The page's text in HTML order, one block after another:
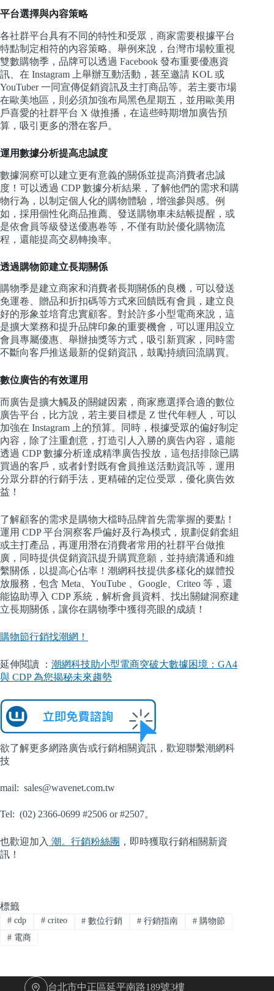
平台選擇與內容策略
各社群平台具有不同的特性和受眾，商家需要根據平台
特點制定相符的內容策略。舉例來說，台灣市場較重視
雙數購物季，品牌可以透過 Facebook 發布重要優惠資
訊、在 Instagram 上舉辦互動活動，甚至邀請 KOL 或
YouTuber 一同宣傳促銷資訊及主打商品等。若主要市場
在歐美地區，則必須加強布局黑色星期五，並用歐美用
戶喜愛的社群平台 X 做推播，在這些時期增加廣告預
算，吸引更多的潛在客戶。
運用數據分析提高忠誠度
數據洞察可以建立更有意義的關係並提高消費者忠誠
度！可以透過 CDP 數據分析結果，了解他們的需求和購
物行為，以制定個人化的購物體驗，增強參與感。例
如，採用個性化商品推薦、發送購物車未結帳提醒，或
是依會員等級發送優惠卷等，不僅有助於優化購物流
程，還能提高交易轉換率。
透過購物節建立長期關係
購物季是建立商家和消費者長期關係的良機，可以發送
免運卷、贈品和折扣碼等方式來回饋既有會員，建立良
好的形象並培育忠實顧客。對於許多小型電商來說，這
是擴大業務和提升品牌印象的重要機會，可以運用設立
會員專屬優惠、舉辦抽獎等方式，吸引新買家，同時需
不斷向客戶推送最新的促銷資訊，鼓勵持續回流購買。
數位廣告的有效運用
而廣告是擴大觸及的關鍵因素，商家應選擇合適的數位
廣告平台，比方說，若主要目標是 Z 世代年輕人，可以
加強在 Instagram 上的預算。同時，根據受眾的偏好制定
內容，除了注重創意，打造引人入勝的廣告內容，還能
透過 CDP 數據分析達成精準廣告投放，這包括排除已購
買過的客戶，或者針對既有會員推送活動資訊等，運用
分眾分群的行銷手法，更精確的定位受眾，優化廣告效
益！
了解顧客的需求是購物大檔時品牌首先需掌握的要點！
運用 CDP 平台洞察客戶偏好及行為模式，規劃促銷套組
或主打產品，再運用潛在消費者常用的社群平台做推
廣，同時提供促銷資訊提升購買意願，並持續溝通和維
繫關係，以提高心佔率！潮網科技提供多樣化的媒體投
放服務，包含 Meta、YouTube 、Google、Criteo 等，還
能協助導入 CDP 系統，解析會員資料、找出關鍵洞察建
立長期關係，讓你在購物季中獲得亮眼的成績！
購物節行銷找潮網！
延伸閱讀 ： 潮網科技助小型電商突破大數據困境：GA4
與 CDP 為您揭秘未來趨勢
欲了解更多網路廣告或行銷相關資訊，歡迎聯繫潮網科
技
mail: sales@wavenet.com.tw
Tel: (02) 2366-0699 #2506 or #2507。
也歡迎加入 潮。行銷粉絲團 ，即時獲取行銷相關新資
訊！
標籤
#cdp #criteo # 數位行銷 # 行銷指南 # 購物節
#電商
台北市中正區延平南路189號3樓